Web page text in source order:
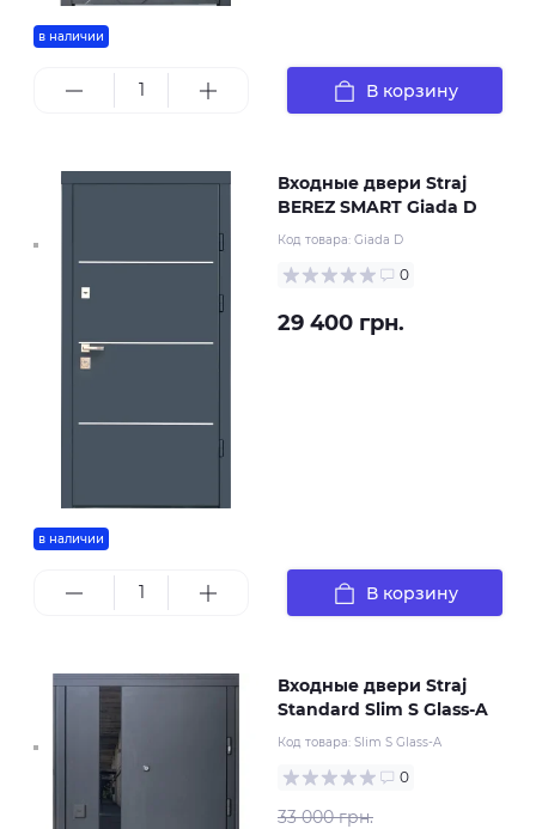
в наличии
В корзину
в наличии
Входные двери Straj
BEREZ SMART Giada D
Код товара: Giada D
0
29 400 грн.
В корзину
Входные двери Straj
Standard Slim S Glass-A
Код товара: Slim S Glass-A
0
33 000 грн.